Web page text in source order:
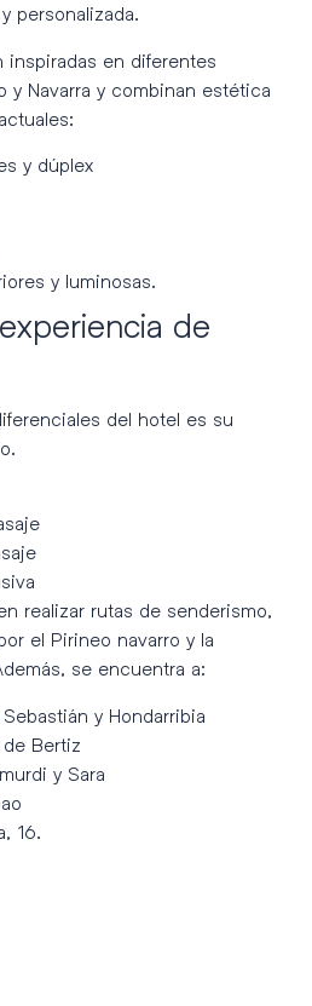
personalizada.
inspiradas en diferentes
y Navarra y combinan estética
y dúplex
y luminosas.
de
del hotel es su
realizar rutas de senderismo,
el Pirineo navarro y la
se encuentra a:
y Hondarribia
Bertiz
y Sara
16.